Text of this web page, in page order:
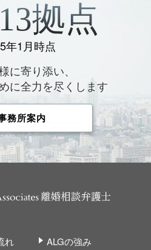
拠点
年1月時点
に寄り添い、
に全力を尽くします
務所案内
れ
ALGの強み